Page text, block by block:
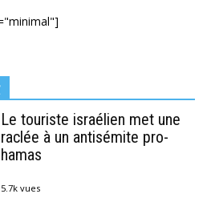
Le touriste israélien met une
raclée à un antisémite pro-
hamas
5.7k vues